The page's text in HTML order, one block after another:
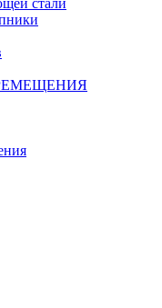
стали